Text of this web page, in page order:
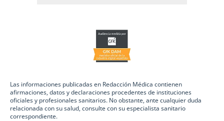
Las informaciones publicadas en Redacción Médica contienen
afirmaciones, datos y declaraciones procedentes de instituciones
oficiales y profesionales sanitarios. No obstante, ante cualquier duda
relacionada con su salud, consulte con su especialista sanitario
correspondiente.